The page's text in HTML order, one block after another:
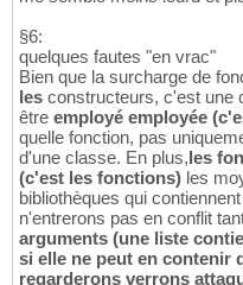
§6:
quelques fautes "en vrac"
Bien que la surcharge de
les constructeurs, c'est une
être employé employée
quelle fonction, pas
d'une classe. En plus,les
(c'est les fonctions) les
bibliothèques qui
n'entrerons pas en conflit
arguments (une liste
si elle ne peut en contenir
regarderons verrons